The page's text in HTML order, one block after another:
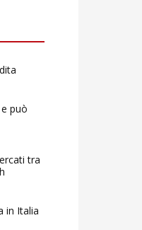
può
tra
in Italia